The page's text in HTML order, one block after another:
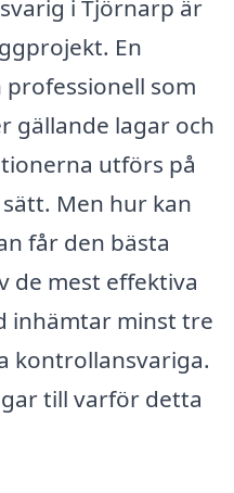
i Tjörnarp är
En
som
gällande lagar och
utförs på
Men hur kan
får den bästa
de mest effektiva
inhämtar minst tre
kontrollansvariga.
till varför detta